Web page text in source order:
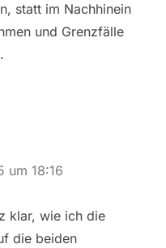
statt im Nachhinein
und Grenzfälle
um 18:16
klar, wie ich die
die beiden